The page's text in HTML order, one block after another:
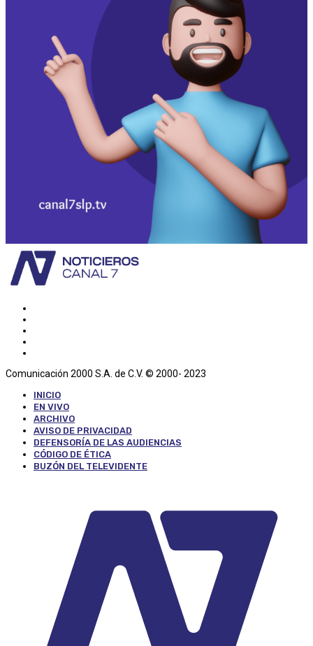
Comunicación 2000 S.A. de C.V. © 2000- 2023
INICIO
EN VIVO
ARCHIVO
AVISO DE PRIVACIDAD
DEFENSORÍA DE LAS AUDIENCIAS
CÓDIGO DE ÉTICA
BUZÓN DEL TELEVIDENTE